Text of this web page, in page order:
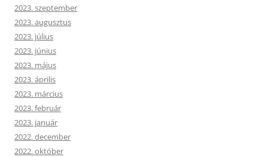
2023. szeptember
2023. augusztus
2023. július
2023. június
2023. május
2023. április
2023. március
2023. február
2023. január
2022. december
2022. október